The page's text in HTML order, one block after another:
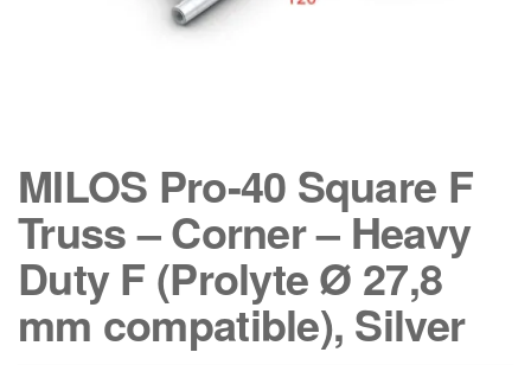
MILOS Pro-40 Square F
Truss – Corner – Heavy
Duty F (Prolyte Ø 27,8
mm compatible), Silver